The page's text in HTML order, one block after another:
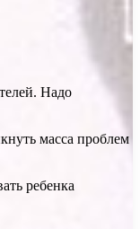
Надо
масса проблем
ребенка